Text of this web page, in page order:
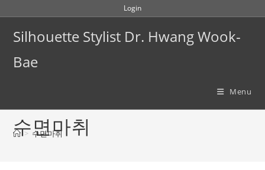
content
Login
Silhouette Stylist Dr. Hwang Wook-
Bae
Menu
수면마취
> 수면마취